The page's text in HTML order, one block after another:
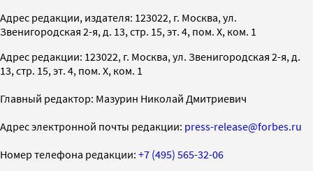
Адрес редакции, издателя: 123022, г. Москва, ул.
Звенигородская 2-я, д. 13, стр. 15, эт. 4, пом. X, ком. 1
Адрес редакции: 123022, г. Москва, ул. Звенигородская 2-я, д.
13, стр. 15, эт. 4, пом. X, ком. 1
Главный редактор: Мазурин Николай Дмитриевич
Адрес электронной почты редакции: press-release@forbes.ru
Номер телефона редакции: +7 (495) 565-32-06